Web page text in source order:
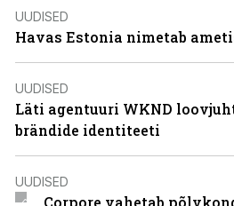
UUDISED
Havas Estonia nimetab
UUDISED
Läti agentuuri WKND
brändide identiteeti
UUDISED
Corpore vahetab